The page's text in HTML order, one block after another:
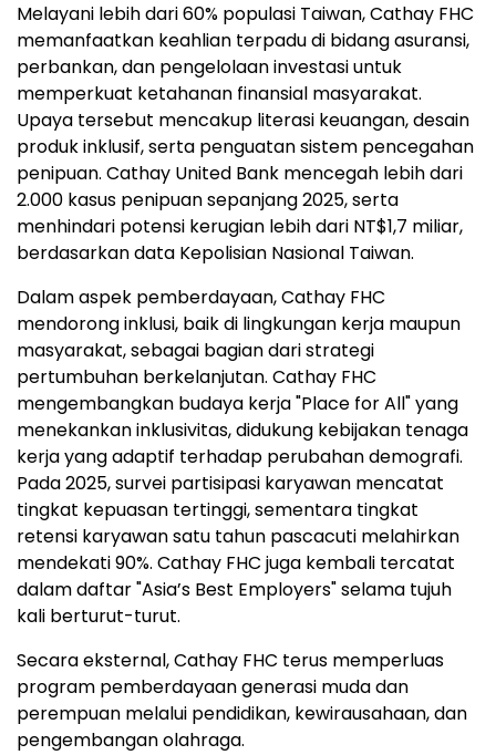
Melayani lebih dari 60% populasi Taiwan, Cathay FHC
memanfaatkan keahlian terpadu di bidang asuransi,
perbankan, dan pengelolaan investasi untuk
memperkuat ketahanan finansial masyarakat.
Upaya tersebut mencakup literasi keuangan, desain
produk inklusif, serta penguatan sistem pencegahan
penipuan. Cathay United Bank mencegah lebih dari
2.000 kasus penipuan sepanjang 2025, serta
menhindari potensi kerugian lebih dari NT$1,7 miliar,
berdasarkan data Kepolisian Nasional Taiwan.
Dalam aspek pemberdayaan, Cathay FHC
mendorong inklusi, baik di lingkungan kerja maupun
masyarakat, sebagai bagian dari strategi
pertumbuhan berkelanjutan. Cathay FHC
mengembangkan budaya kerja "Place for All" yang
menekankan inklusivitas, didukung kebijakan tenaga
kerja yang adaptif terhadap perubahan demografi.
Pada 2025, survei partisipasi karyawan mencatat
tingkat kepuasan tertinggi, sementara tingkat
retensi karyawan satu tahun pascacuti melahirkan
mendekati 90%. Cathay FHC juga kembali tercatat
dalam daftar "Asia’s Best Employers" selama tujuh
kali berturut-turut.
Secara eksternal, Cathay FHC terus memperluas
program pemberdayaan generasi muda dan
perempuan melalui pendidikan, kewirausahaan, dan
pengembangan olahraga.